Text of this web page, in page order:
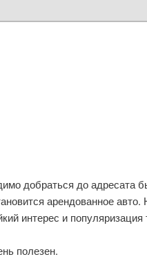
добраться до адресата
арендованное авто.
интерес и популяризация
полезен.